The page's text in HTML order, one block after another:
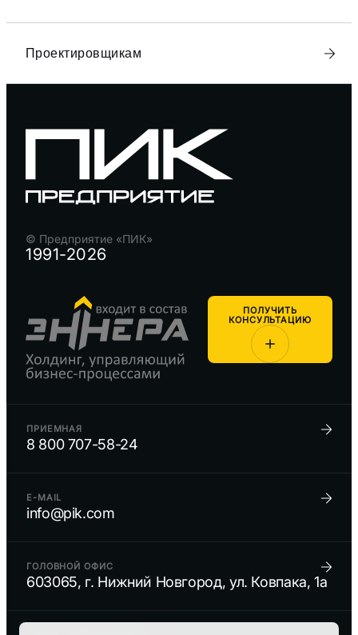
Проектировщикам
1991-2026
© Предприятие «ПИК»
ПОЛУЧИТЬ
КОНСУЛЬТАЦИЮ
ПРИЕМНАЯ
8 800 707-58-24
E-MAIL
info@pik.com
ГОЛОВНОЙ ОФИС
603065, г. Нижний Новгород, ул. Ковпака, 1а